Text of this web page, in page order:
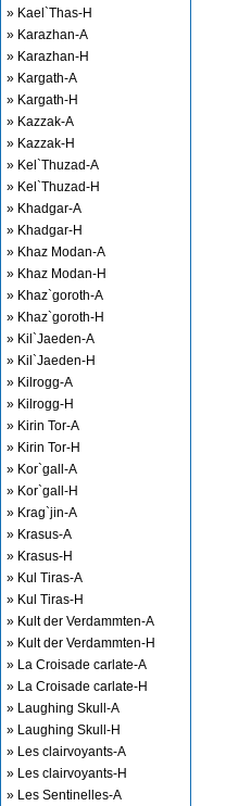
» Kael`Thas-H
» Karazhan-A
» Karazhan-H
» Kargath-A
» Kargath-H
» Kazzak-A
» Kazzak-H
» Kel`Thuzad-A
» Kel`Thuzad-H
» Khadgar-A
» Khadgar-H
» Khaz Modan-A
» Khaz Modan-H
» Khaz`goroth-A
» Khaz`goroth-H
» Kil`Jaeden-A
» Kil`Jaeden-H
» Kilrogg-A
» Kilrogg-H
» Kirin Tor-A
» Kirin Tor-H
» Kor`gall-A
» Kor`gall-H
» Krag`jin-A
» Krasus-A
» Krasus-H
» Kul Tiras-A
» Kul Tiras-H
» Kult der Verdammten-A
» Kult der Verdammten-H
» La Croisade carlate-A
» La Croisade carlate-H
» Laughing Skull-A
» Laughing Skull-H
» Les clairvoyants-A
» Les clairvoyants-H
» Les Sentinelles-A